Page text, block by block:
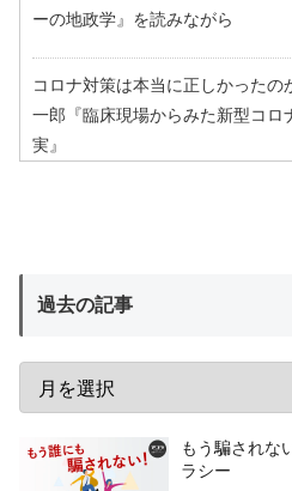
ーの地政学』を読みながら
コロナ対策は本当に正しかったの
一郎『臨床現場からみた新型コロ
実』
過去の記事
もう騙されな
ラシー